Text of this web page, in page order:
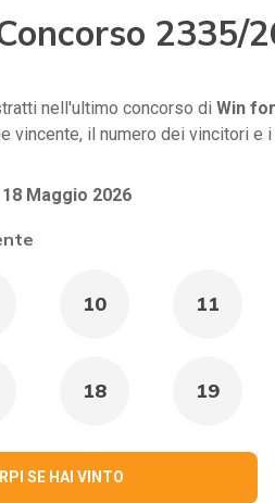
2335/
nell'ultimo concorso di Win
vincente, il numero dei vincitori e
18 Maggio 2026
10 11
18 19
SE HAI VINTO